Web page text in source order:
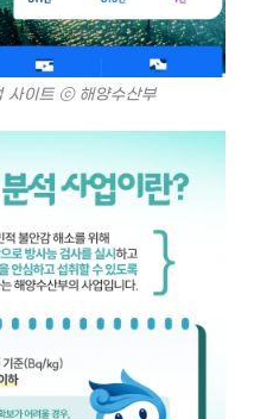
사이트 ⓒ 해양수산부